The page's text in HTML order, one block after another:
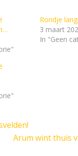
Rondje
3 maart
In "Geen
Arum wint thuis